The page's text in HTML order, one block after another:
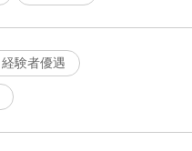
経験者優遇